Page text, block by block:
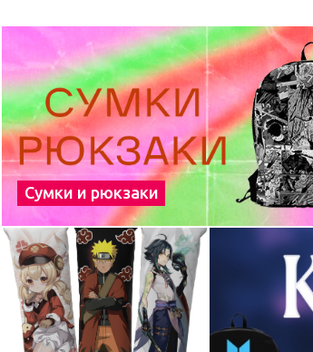
Сумки и рюкзаки